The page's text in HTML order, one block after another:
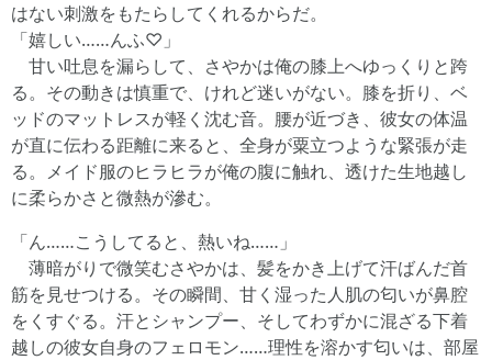
はない刺激をもたらしてくれるからだ。
「嬉しい……んふ♡」
甘い吐息を漏らして、さやかは俺の膝上へゆっくりと跨
る。その動きは慎重で、けれど迷いがない。膝を折り、ベ
ッドのマットレスが軽く沈む音。腰が近づき、彼女の体温
が直に伝わる距離に来ると、全身が粟立つような緊張が走
る。メイド服のヒラヒラが俺の腹に触れ、透けた生地越し
に柔らかさと微熱が滲む。
「ん……こうしてると、熱いね……」
薄暗がりで微笑むさやかは、髪をかき上げて汗ばんだ首
筋を見せつける。その瞬間、甘く湿った人肌の匂いが鼻腔
をくすぐる。汗とシャンプー、そしてわずかに混ざる下着
越しの彼女自身のフェロモン……理性を溶かす匂いは、部屋